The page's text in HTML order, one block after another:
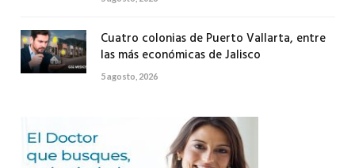
Cuatro colonias de Puerto Vallarta, entre
las más económicas de Jalisco
5 agosto, 2026